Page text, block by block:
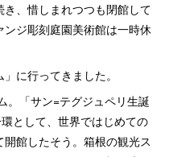
、惜しまれつつも閉館して
ジ彫刻庭園美術館は一時休
に行ってきました。
。「サン=テグジュペリ生誕
として、世界ではじめての
館したそう。箱根の観光ス